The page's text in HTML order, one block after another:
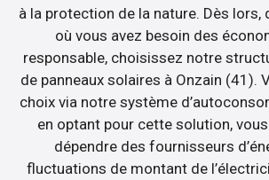
à la protection de la nature. Dès lors,
où vous avez besoin des
responsable, choisissez notre
de panneaux solaires à Onzain (41).
choix via notre système
en optant pour cette solution, vous
dépendre des fournisseurs
fluctuations de montant de